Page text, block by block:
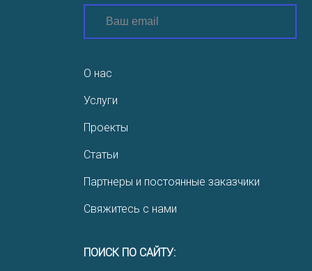
О нас
Услуги
Проекты
Статьи
Партнеры и постоянные заказчики
Свяжитесь с нами
ПОИСК ПО САЙТУ: